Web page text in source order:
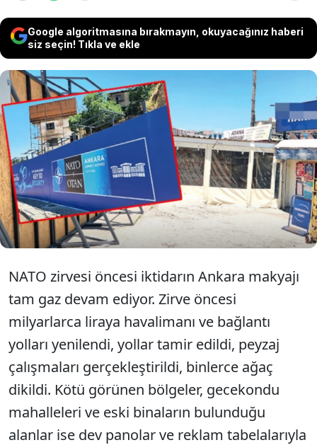
Google algoritmasına bırakmayın, okuyacağınız haberi
siz seçin! Tıkla ve ekle
Başkentte 7-8 Temmuz’daki NATO Zirvesi
öncesi Ankara’da yoksulluğun üzerini
örtmek için yol kenarlarına paravan çekildi.
Paravan arkasındaki esnaf “10 gündür siftah
etmedim” dedi.
NATO zirvesi öncesi iktidarın Ankara makyajı
tam gaz devam ediyor. Zirve öncesi
milyarlarca liraya havalimanı ve bağlantı
yolları yenilendi, yollar tamir edildi, peyzaj
çalışmaları gerçekleştirildi, binlerce ağaç
dikildi. Kötü görünen bölgeler, gecekondu
mahalleleri ve eski binaların bulunduğu
alanlar ise dev panolar ve reklam tabelalarıyla